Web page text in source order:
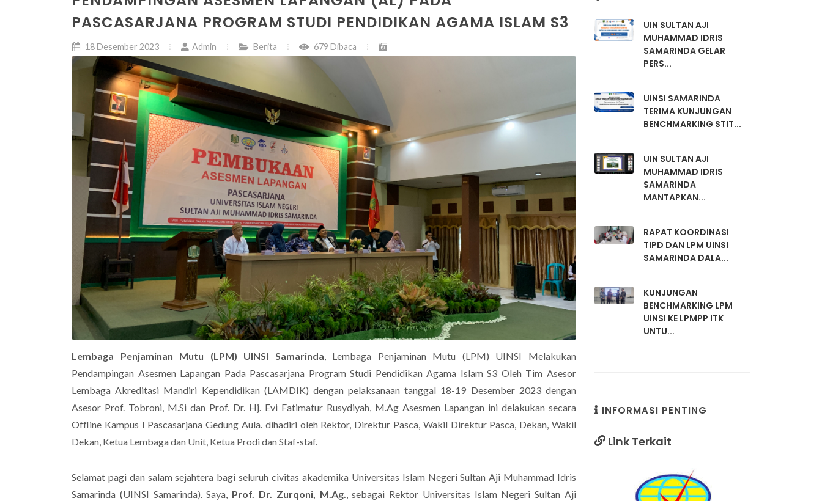
PASCASARJANA PROGRAM STUDI PENDIDIKAN AGAMA ISLAM S3
18 Desember 2023 Admin Berita 679 Dibaca
Lembaga Penjaminan Mutu (LPM) UINSI Samarinda, Lembaga Penjaminan Mutu (LPM) UINSI Melakukan
Pendampingan Asesmen Lapangan Pada Pascasarjana Program Studi Pendidikan Agama Islam S3 Oleh Tim Asesor
Lembaga Akreditasi Mandiri Kependidikan (LAMDIK) dengan pelaksanaan tanggal 18-19 Desember 2023 dengan
Asesor Prof. Tobroni, M.Si dan Prof. Dr. Hj. Evi Fatimatur Rusydiyah, M.Ag Asesmen Lapangan ini delakukan secara
Offline Kampus I Pascasarjana Gedung Aula. dihadiri oleh Rektor, Direktur Pasca, Wakil Direktur Pasca, Dekan, Wakil
Dekan, Ketua Lembaga dan Unit, Ketua Prodi dan Staf-staf.
Selamat pagi dan salam sejahtera bagi seluruh civitas akademika Universitas Islam Negeri Sultan Aji Muhammad Idris
Samarinda (UINSI Samarinda). Saya, Prof. Dr. Zurqoni, M.Ag., sebagai Rektor Universitas Islam Negeri Sultan Aji
UIN SULTAN AJI
MUHAMMAD IDRIS
SAMARINDA GELAR
PERS...
UINSI SAMARINDA
TERIMA KUNJUNGAN
BENCHMARKING STIT...
UIN SULTAN AJI
MUHAMMAD IDRIS
SAMARINDA
MANTAPKAN...
RAPAT KOORDINASI
TIPD DAN LPM UINSI
SAMARINDA DALA...
KUNJUNGAN
BENCHMARKING LPM
UINSI KE LPMPP ITK
UNTU...
INFORMASI PENTING
Link Terkait Link Terkait